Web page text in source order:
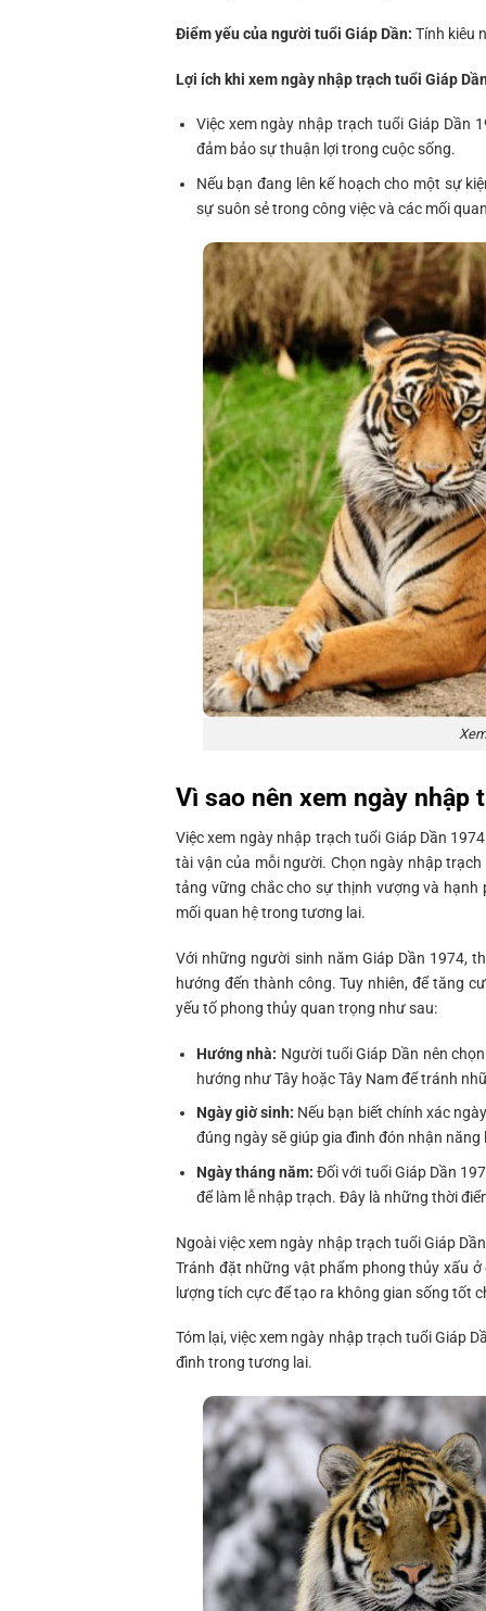
Điểm yếu của người tuổi Giáp Dần: Tính kiêu
Lợi ích khi xem ngày nhập trạch tuổi Giáp
Việc xem ngày nhập trạch tuổi Giáp Dần
đảm bảo sự thuận lợi trong cuộc sống.
Nếu bạn đang lên kế hoạch cho một sự
sự suôn sẻ trong công việc và các mối
Vì sao nên xem ngày nhập
Việc xem ngày nhập trạch tuổi Giáp Dần
tài vận của mỗi người. Chọn ngày nhập
tảng vững chắc cho sự thịnh vượng và hạnh
mối quan hệ trong tương lai.
Với những người sinh năm Giáp Dần 1974,
hướng đến thành công. Tuy nhiên, để tăng
yếu tố phong thủy quan trọng như sau:
Hướng nhà: Người tuổi Giáp Dần nên
hướng như Tây hoặc Tây Nam để tránh
Ngày giờ sinh: Nếu bạn biết chính xác
đúng ngày sẽ giúp gia đình đón nhận
Ngày tháng năm: Đối với tuổi Giáp Dần
để làm lễ nhập trạch. Đây là những thời
Ngoài việc xem ngày nhập trạch tuổi Giáp
Tránh đặt những vật phẩm phong thủy xấu
lượng tích cực để tạo ra không gian sống tốt
Tóm lại, việc xem ngày nhập trạch tuổi Giáp
đình trong tương lai.